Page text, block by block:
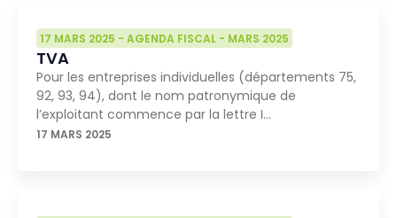
17 MARS 2025 - AGENDA FISCAL - MARS 2025
TVA
Pour les entreprises individuelles (départements 75,
92, 93, 94), dont le nom patronymique de
l’exploitant commence par la lettre I…
17 MARS 2025